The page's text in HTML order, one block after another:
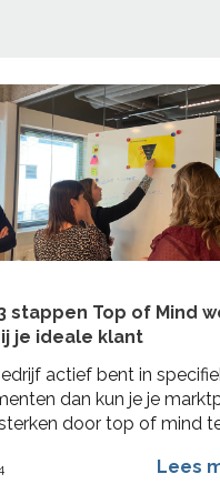
stappen Top of Mind
je ideale klant
actief bent in
dan kun je je
door top of mind
stappen een Top of
Lees